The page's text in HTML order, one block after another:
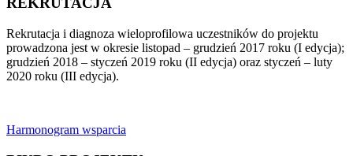
Rekrutacja i diagnoza wieloprofilowa uczestników do projektu
prowadzona jest w okresie listopad – grudzień 2017 roku (I edycja);
grudzień 2018 – styczeń 2019 roku (II edycja) oraz styczeń – luty
2020 roku (III edycja).
Harmonogram wsparcia